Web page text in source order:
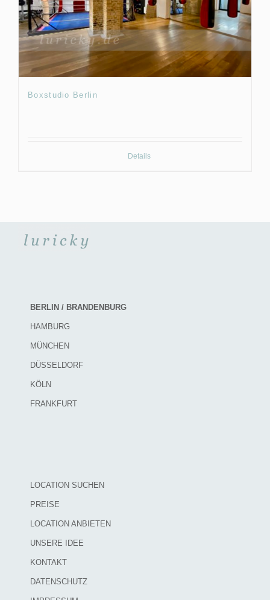
Boxstudio Berlin
Details
BERLIN / BRANDENBURG
HAMBURG
MÜNCHEN
DÜSSELDORF
KÖLN
FRANKFURT
LOCATION SUCHEN
PREISE
LOCATION ANBIETEN
UNSERE IDEE
KONTAKT
DATENSCHUTZ